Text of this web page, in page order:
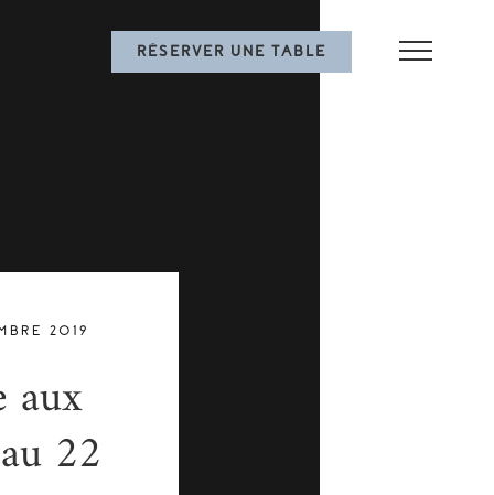
RÉSERVER UNE TABLE
2019
aux
22